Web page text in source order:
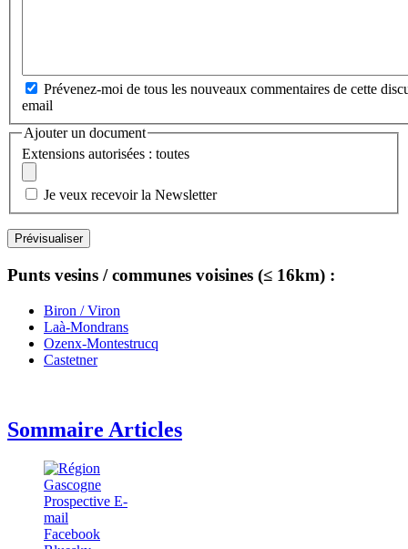
Prévenez-moi de tous les nouveaux commentaires de cette
email
Ajouter un document
Extensions autorisées : toutes
Je veux recevoir la Newsletter
Punts vesins / communes voisines (≤ 16km) :
Biron / Viron
Laà-Mondrans
Ozenx-Montestrucq
Castetner
Sommaire Articles